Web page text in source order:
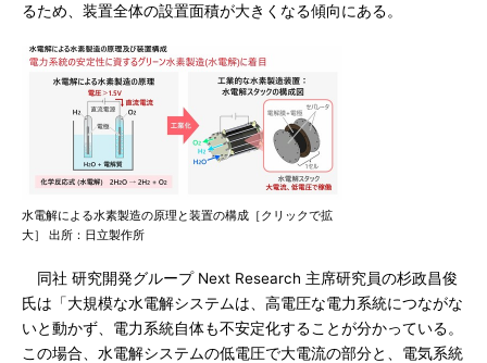
るため、装置全体の設置面積が大きくなる傾向にある。
水電解による水素製造の原理と装置の構成［クリックで拡
大］ 出所：日立製作所
同社 研究開発グループ Next Research 主席研究員の杉政昌俊
氏は「大規模な水電解システムは、高電圧な電力系統につながな
いと動かず、電力系統自体も不安定化することが分かっている。
この場合、水電解システムの低電圧で大電流の部分と、電気系統